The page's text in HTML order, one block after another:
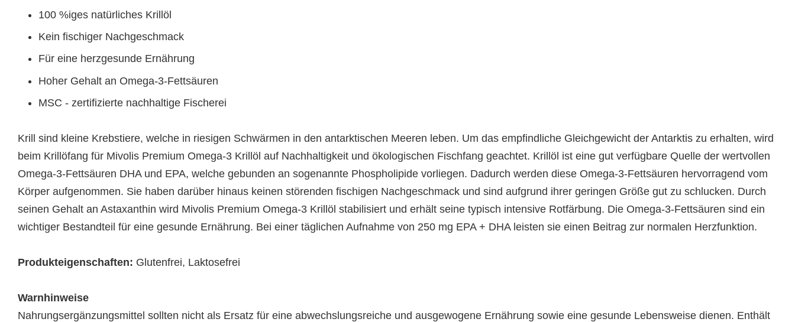
100 %iges natürliches Krillöl
Kein fischiger Nachgeschmack
Für eine herzgesunde Ernährung
Hoher Gehalt an Omega-3-Fettsäuren
MSC - zertifizierte nachhaltige Fischerei
Krill sind kleine Krebstiere, welche in riesigen Schwärmen in den antarktischen Meeren leben. Um das empfindliche Gleichgewicht der Antarktis zu erhalten, wird
beim Krillöfang für Mivolis Premium Omega-3 Krillöl auf Nachhaltigkeit und ökologischen Fischfang geachtet. Krillöl ist eine gut verfügbare Quelle der wertvollen
Omega-3-Fettsäuren DHA und EPA, welche gebunden an sogenannte Phospholipide vorliegen. Dadurch werden diese Omega-3-Fettsäuren hervorragend vom
Körper aufgenommen. Sie haben darüber hinaus keinen störenden fischigen Nachgeschmack und sind aufgrund ihrer geringen Größe gut zu schlucken. Durch
seinen Gehalt an Astaxanthin wird Mivolis Premium Omega-3 Krillöl stabilisiert und erhält seine typisch intensive Rotfärbung. Die Omega-3-Fettsäuren sind ein
wichtiger Bestandteil für eine gesunde Ernährung. Bei einer täglichen Aufnahme von 250 mg EPA + DHA leisten sie einen Beitrag zur normalen Herzfunktion.
Produkteigenschaften: Glutenfrei, Laktosefrei
Warnhinweise
Nahrungsergänzungsmittel sollten nicht als Ersatz für eine abwechslungsreiche und ausgewogene Ernährung sowie eine gesunde Lebensweise dienen. Enthält